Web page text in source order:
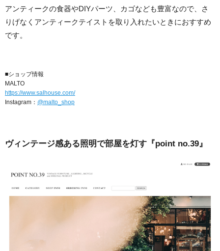
アンティークの食器やDIYパーツ、カゴなども豊富なので、さ
りげなくアンティークテイストを取り入れたいときにおすすめ
です。
■ショップ情報
MALTO
https://www.salhouse.com/
Instagram： @malto_shop
ヴィンテージ感ある照明で部屋を灯す『point no.39』